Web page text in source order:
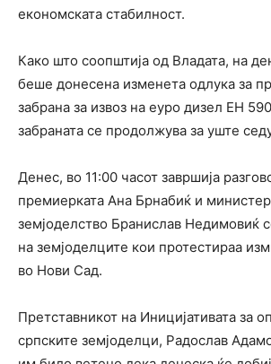
економската стабилност.
Како што соопштија од Владата, на
беше донесена изменета одлука за
забрана за извоз на еуро дизел ЕН
забраната се продолжува за уште
Денес, во 11:00 часот завршија
премиерката Ана Брнабиќ и
земјоделство Бранислав Недимовиќ
на земјоделците кои протестираа
во Нови Сад.
Претставникот на Иницијативата за
српските земјоделци, Радослав